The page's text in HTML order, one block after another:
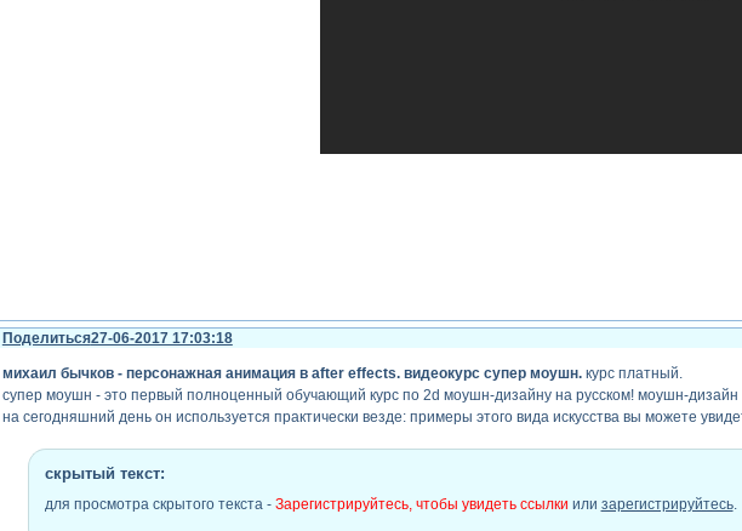
александр птичкин - урок 3. adobe after effects. duik ik. как сделать персонажа и анимацию походки.
Поделиться27-06-2017 17:03:18
михаил бычков - персонажная анимация в after effects. видеокурс супер моушн.курс платный.
супер моушн - это первый полноценный обучающий курс по 2d моушн-дизайну на русском! моушн-дизайн
на сегодняшний день он используется практически везде: примеры этого вида искусства вы можете
скрытый текст:
для просмотра скрытого текста - Зарегистрируйтесь, чтобы увидеть ссылки или зарегистрируйтесь.